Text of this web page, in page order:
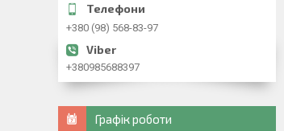
+380 (98) 568-83-97
+380985688397
Графік роботи